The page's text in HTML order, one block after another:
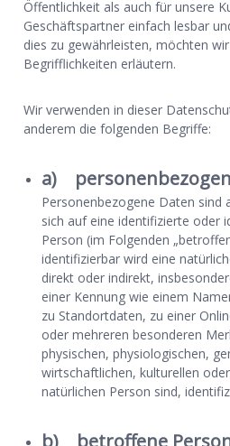
Öffentlichkeit als auch für unsere
Geschäftspartner einfach lesbar
dies zu gewährleisten, möchten
Begrifflichkeiten erläutern.
Wir verwenden in dieser
anderem die folgenden Begriffe:
a)
Personenbezogene Daten sind
sich auf eine identifizierte oder
Person (im Folgenden
identifizierbar wird eine
direkt oder indirekt,
einer Kennung wie einem
zu Standortdaten, zu einer
oder mehreren besonderen
physischen, physiologischen,
wirtschaftlichen, kulturellen
natürlichen Person sind,